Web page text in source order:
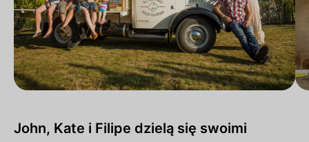
John, Kate i Filipe dzielą się swoimi